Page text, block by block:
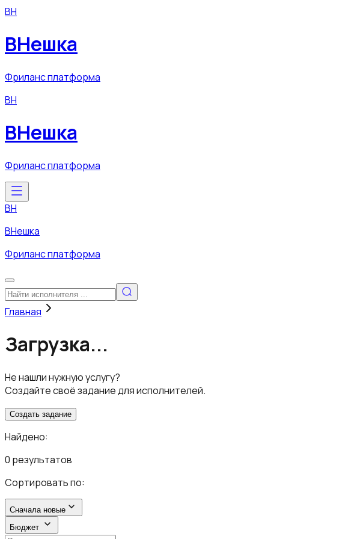
ВН
ВНешка
Фриланс платформа
ВН
ВНешка
Фриланс платформа
ВН
ВНешка
Фриланс платформа
Главная
Загрузка...
Не нашли нужную услугу?
Создайте своё задание для исполнителей.
Создать задание
Найдено:
0 результатов
Сортировать по:
Сначала новые
Бюджет